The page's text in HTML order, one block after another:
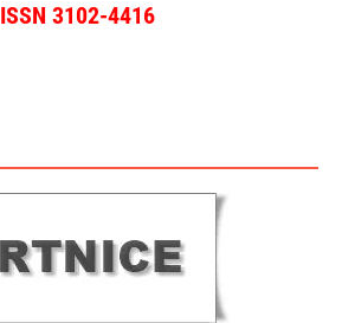
ISSN 3102-4416